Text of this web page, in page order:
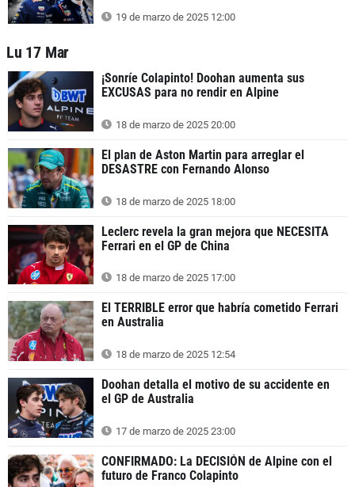
19 de marzo de 2025 12:00
Lu 17 Mar
¡Sonríe Colapinto! Doohan aumenta sus
EXCUSAS para no rendir en Alpine
18 de marzo de 2025 20:00
El plan de Aston Martin para arreglar el
DESASTRE con Fernando Alonso
18 de marzo de 2025 18:00
Leclerc revela la gran mejora que NECESITA
Ferrari en el GP de China
18 de marzo de 2025 17:00
El TERRIBLE error que habría cometido Ferrari
en Australia
18 de marzo de 2025 12:54
Doohan detalla el motivo de su accidente en
el GP de Australia
17 de marzo de 2025 23:00
CONFIRMADO: La DECISIÓN de Alpine con el
futuro de Franco Colapinto